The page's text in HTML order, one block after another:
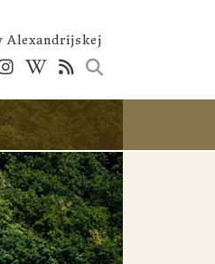
Alexandrijskej